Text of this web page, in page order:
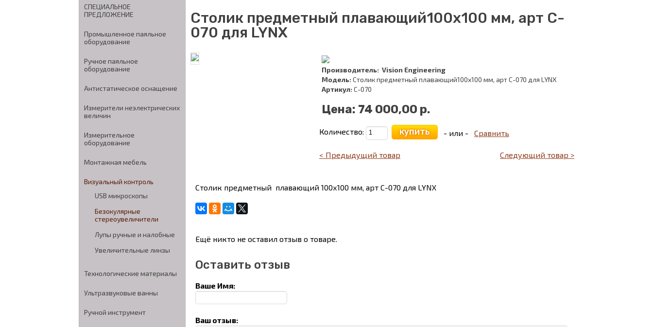
СПЕЦИАЛЬНОЕ
ПРЕДЛОЖЕНИЕ
Промышленное паяльное
оборудование
Ручное паяльное
оборудование
Антистатическое оснащение
Измерители неэлектрических
величин
Измерительное
оборудование
Монтажная мебель
Визуальный контроль
USB микроскопы
Безокулярные
стереоувеличители
Лупы ручные и налобные
Увеличительные линзы
Технологические материалы
Ультразвуковые ванны
Ручной инструмент
Столик предметный плавающий100х100 мм, арт C-
070 для LYNX
Производитель: Vision Engineering
Модель: Столик предметный плавающий100х100 мм, арт C-070 для LYNX
Артикул: C-070
Цена: 74 000,00 р.
Количество: купить - или - Сравнить
< Предыдущий товар Следующий товар >
Столик предметный плавающий 100х100 мм, арт C-070 для LYNX
Ещё никто не оставил отзыв о товаре.
Оставить отзыв
Ваше Имя:
Ваш отзыв: